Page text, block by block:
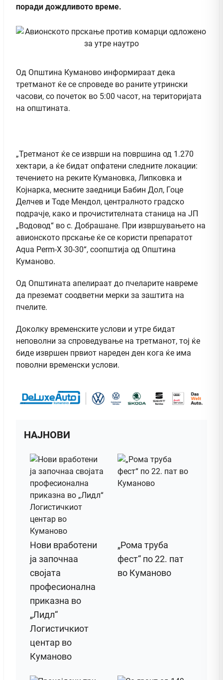
поради дождливото време.
Од Општина Куманово информираат дека
третманот ќе се спроведе во раните утрински
часови, со почеток во 5:00 часот, на територијата
на општината.
„Третманот ќе се изврши на површина од 1.270
хектари, а ќе бидат опфатени следните локации:
течението на реките Кумановка, Липковка и
Којнарка, месните заедници Бабин Дол, Гоце
Делчев и Тоде Мендол, централното градско
подрачје, како и прочистителната станица на ЈП
„Водовод“ во с. Добрашане. При извршувањето на
авионското прскање ќе се користи препаратот
Aqua Perm-X 30-30“, соопштија од Општина
Куманово.
Од Општината апелираат до пчеларите навреме
да преземат соодветни мерки за заштита на
пчелите.
Доколку временските услови и утре бидат
неповолни за спроведување на третманот, тој ќе
биде извршен првиот нареден ден кога ќе има
поволни временски услови.
НАЈНОВИ
Нови вработени
ја започнаа
својата
професионална
приказна во
„Лидл“
Логистичкиот
центар во
Куманово
„Рома труба
фест“ по 22. пат
во Куманово